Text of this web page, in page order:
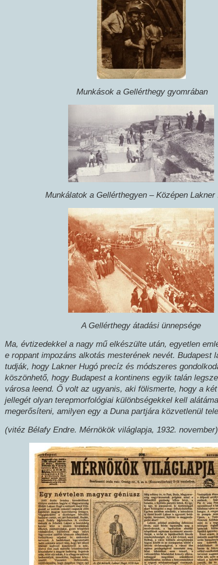
Munkások a Gellérthegy gyomrában
Munkálatok a Gellérthegyen – Középen Lakner
A Gellérthegy átadási ünnepsége
Ma, évtizedekkel a nagy mű elkészülte után, egyetlen
e roppant impozáns alkotás mesterének nevét. Budapest
tudják, hogy Lakner Hugó precíz és módszeres
köszönhető, hogy Budapest a kontinens egyik talán
városa leend. Ő volt az ugyanis, aki fölismerte, hogy a
jellegét olyan terepmorfológiai különbségekkel kell
megerősíteni, amilyen egy a Duna partjára közvetlenül
(vitéz Bélafy Endre. Mérnökök világlapja, 1932. november)